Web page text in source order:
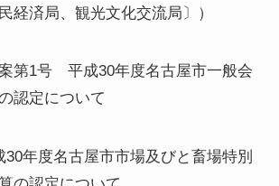
経済局、観光文化交流局〕）
案第1号 平成30年度名古屋市一般会
認定について
年度名古屋市市場及びと畜場特別